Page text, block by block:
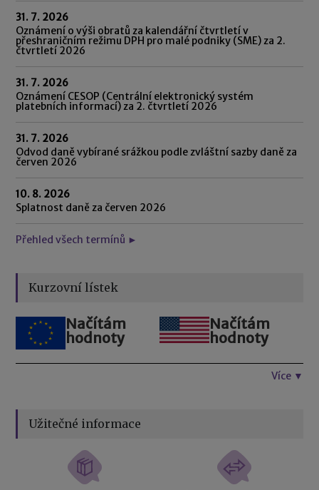
31. 7. 2026
Oznámení o výši obratů za kalendářní čtvrtletí v
přeshraničním režimu DPH pro malé podniky (SME) za 2.
čtvrtletí 2026
31. 7. 2026
Oznámení CESOP (Centrální elektronický systém
platebních informací) za 2. čtvrtletí 2026
31. 7. 2026
Odvod daně vybírané srážkou podle zvláštní sazby daně za
červen 2026
10. 8. 2026
Splatnost daně za červen 2026
Přehled všech termínů ►
Kurzovní lístek
Načítám
hodnoty
Načítám
hodnoty
Více ▼
Užitečné informace